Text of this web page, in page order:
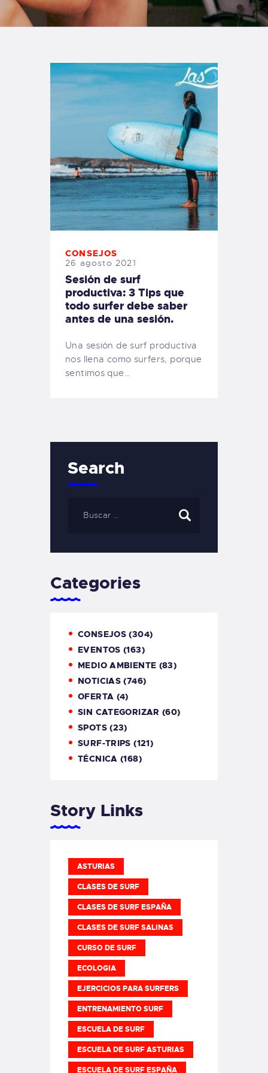
TIENDA FAMILY SURFERS
WEBCAM SALINAS
CONSEJOS
26 agosto 2021
Sesión de surf
productiva: 3 Tips que
todo surfer debe saber
antes de una sesión.
Una sesión de surf productiva
nos llena como surfers, porque
sentimos que…
Search
Categories
CONSEJOS (304)
EVENTOS (163)
MEDIO AMBIENTE (83)
NOTICIAS (746)
OFERTA (4)
SIN CATEGORIZAR (60)
SPOTS(23)
SURF-TRIPS (121)
TÉCNICA (168)
Story Links
ASTURIAS
CLASES DE SURF
CLASES DE SURF ESPAÑA
CLASES DE SURF SALINAS
CURSO DE SURF
ECOLOGIA
EJERCICIOS PARA SURFERS
ENTRENAMIENTO SURF
ESCUELA DE SURF
ESCUELA DE SURF ASTURIAS
ESCUELA DE SURF ESPAÑA